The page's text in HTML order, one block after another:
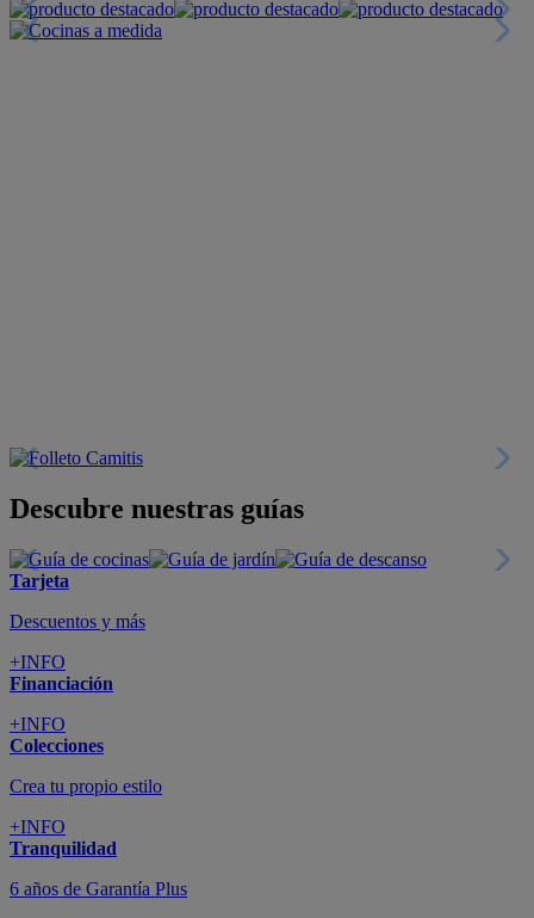
Descubre nuestras guías
Tarjeta
Descuentos y más
+INFO
Financiación
+INFO
Colecciones
Crea tu propio estilo
+INFO
Tranquilidad
6 años de Garantía Plus